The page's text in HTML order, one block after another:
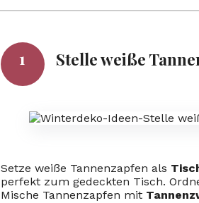
Stelle weiße
Setze weiße Tannenzapfen als
perfekt zum gedeckten Tisch.
Mische Tannenzapfen mit